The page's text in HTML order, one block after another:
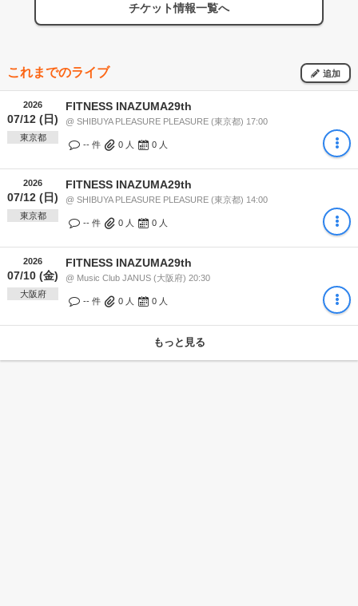
チケット情報一覧へ
これまでのライブ 追加
2026
07/12 (日)
東京都
FITNESS INAZUMA29th
@ SHIBUYA PLEASURE PLEASURE (東京都) 17:00
-- 件 0 人 0 人
2026
07/12 (日)
東京都
FITNESS INAZUMA29th
@ SHIBUYA PLEASURE PLEASURE (東京都) 14:00
-- 件 0 人 0 人
2026
07/10 (金)
大阪府
FITNESS INAZUMA29th
@ Music Club JANUS (大阪府) 20:30
-- 件 0 人 0 人
もっと見る